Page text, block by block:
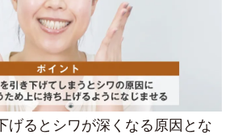
げるとシワが深くなる原因とな